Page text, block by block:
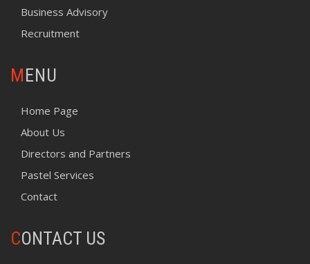
Business Advisory
Recruitment
MENU
Home Page
About Us
Directors and Partners
Pastel Services
Contact
CONTACT US